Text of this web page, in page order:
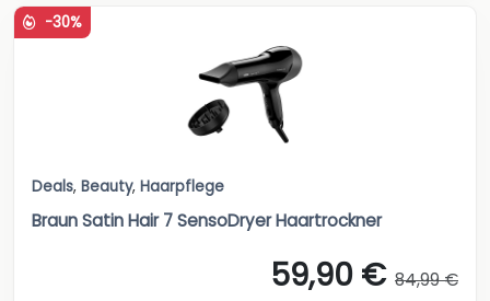
-30%
Deals, Beauty, Haarpflege
Braun Satin Hair 7 SensoDryer Haartrockner
59,90 € 84,99 €